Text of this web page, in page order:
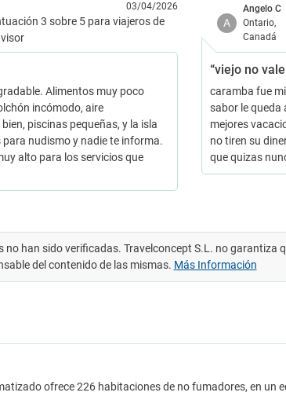
03/04/2026
Alimentos muy poco
incómodo, aire
piscinas pequeñas, y la isla
para nudismo y nadie te informa.
alto para los servicios que
A
Angelo C
Ontario,
Canadá
“viejo no
caramba fue
sabor le queda
mejores
no tiren su
que quizas
han sido verificadas. Travelconcept S.L. no garantiza
del contenido de las mismas. Más Información
ofrece 226 habitaciones de no fumadores, en un